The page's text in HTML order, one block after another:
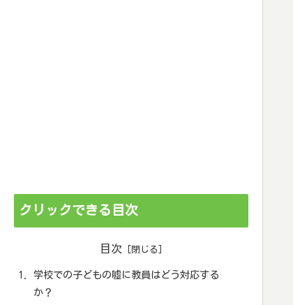
クリックできる目次
目次
学校での子どもの嘘に教員はどう対応する
か？